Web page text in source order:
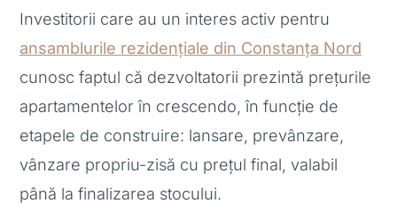
Investitorii care au un interes activ pentru
ansamblurile rezidențiale din Constanța Nord
cunosc faptul că dezvoltatorii prezintă prețurile
apartamentelor în crescendo, în funcție de
etapele de construire: lansare, prevânzare,
vânzare propriu-zisă cu prețul final, valabil
până la finalizarea stocului.